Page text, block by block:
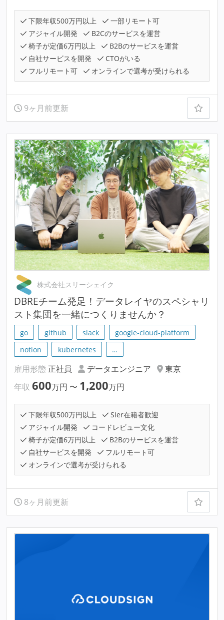
下限年収500万円以上
一部リモート可
アジャイル開発
B2Cのサービスを運営
椅子が定価6万円以上
B2Bのサービスを運営
自社サービスを開発
CTOがいる
フルリモート可
オンラインで選考が受けられる
9ヶ月前更新
株式会社スリーシェイク
DBREチーム発足！データレイヤのスペシャリ
スト集団を一緒につくりませんか？
go github slack
google-cloud-platform
notion
kubernetes …
雇用形態 正社員 データエンジニア
東京
年収 600万円 〜 1,200万円
下限年収500万円以上
SIer在籍者歓迎
アジャイル開発
コードレビュー文化
椅子が定価6万円以上
B2Bのサービスを運営
自社サービスを開発
フルリモート可
オンラインで選考が受けられる
8ヶ月前更新